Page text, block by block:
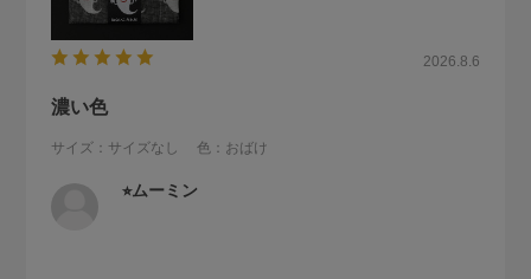
2026.8.6
濃い色
サイズ：サイズなし 色：おばけ
⭐︎ムーミン